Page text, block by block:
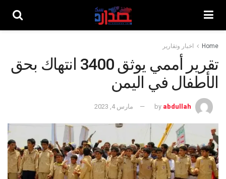
Home اخبار وتقارير
تقرير أممي يوثق 3400 انتهاك بحق
الأطفال في اليمن
by abdullah مارس 4, 2023